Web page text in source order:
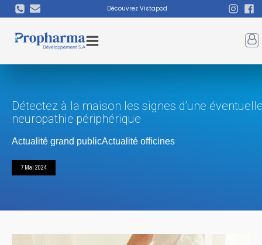
Découvrez Vistapod
Détectez à la maison les signes d’une
neuropathie périphérique
Actualité grand publicActualité officines
7 Mai 2024